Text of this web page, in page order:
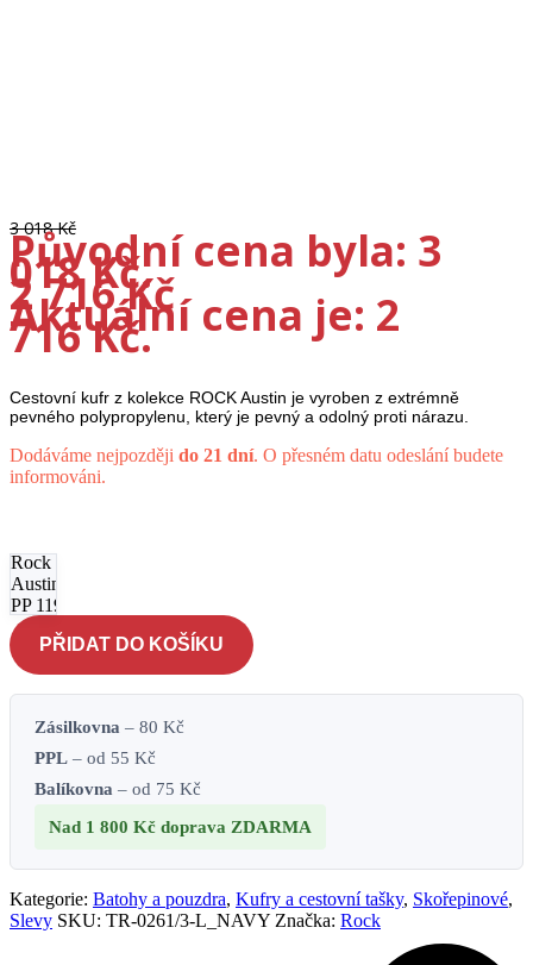
3 018Kč
Původní cena byla: 3
018 Kč.
2 716Kč
Aktuální cena je: 2
716 Kč.
Cestovní kufr z kolekce ROCK Austin je vyroben z extrémně
pevného polypropylenu, který je pevný a odolný proti nárazu.
Dodáváme nejpozději do 21 dní. O přesném datu odeslání budete
informováni.
Rock
Austin
PP 119 L
- navy
množství
PŘIDAT DO KOŠÍKU
Zásilkovna – 80 Kč
PPL – od 55 Kč
Balíkovna – od 75 Kč
Nad 1 800 Kč doprava ZDARMA
Kategorie: Batohy a pouzdra, Kufry a cestovní tašky, Skořepinové,
Slevy SKU: TR-0261/3-L_NAVY Značka: Rock